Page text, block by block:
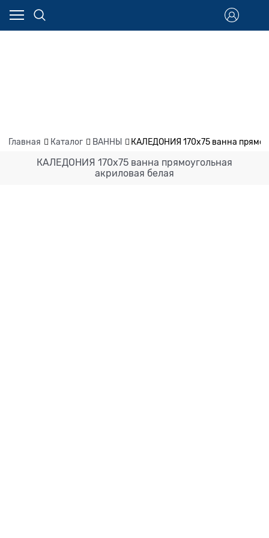
Главная Каталог ВАННЫ КАЛЕДОНИЯ 170х75 ванна
КАЛЕДОНИЯ 170х75 ванна прямоугольная
акриловая белая